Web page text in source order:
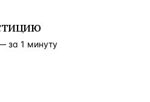
за 1 минуту